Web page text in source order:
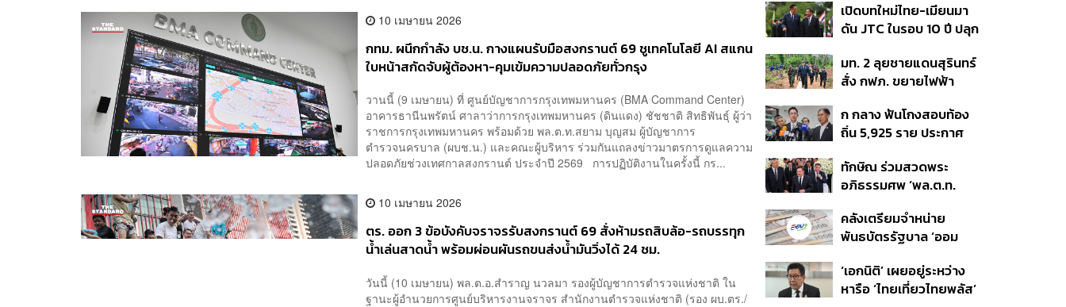
10 เมษายน 2026
กทม. ผนึกกำลัง บช.น. กางแผนรับมือสงกรานต์ 69 ชูเทคโนโลยี AI สแกน
ใบหน้าสกัดจับผู้ต้องหา-คุมเข้มความปลอดภัยทั่วกรุง
วานนี้ (9 เมษายน) ที่ ศูนย์บัญชาการกรุงเทพมหานคร (BMA Command Center)
อาคารธานีนพรัตน์ ศาลาว่าการกรุงเทพมหานคร (ดินแดง) ชัชชาติ สิทธิพันธุ์ ผู้ว่า
ราชการกรุงเทพมหานคร พร้อมด้วย พล.ต.ท.สยาม บุญสม ผู้บัญชาการ
ตำรวจนครบาล (ผบช.น.) และคณะผู้บริหาร ร่วมกันแถลงข่าวมาตรการดูแลความ
ปลอดภัยช่วงเทศกาลสงกรานต์ ประจำปี 2569 การปฏิบัติงานในครั้งนี้ กร...
10 เมษายน 2026
ตร. ออก 3 ข้อบังคับจราจรรับสงกรานต์ 69 สั่งห้ามรถสิบล้อ-รถบรรทุก
น้ำเล่นสาดน้ำ พร้อมผ่อนผันรถขนส่งน้ำมันวิ่งได้ 24 ชม.
วันนี้ (10 เมษายน) พล.ต.อ.สำราญ นวลมา รองผู้บัญชาการตำรวจแห่งชาติ ใน
ฐานะผู้อำนวยการศูนย์บริหารงานจราจร สำนักงานตำรวจแห่งชาติ (รอง ผบ.ตร./
ต่อดอลลาร์
อนุทิน จ่อสอบต่อเอี่ยว
ตัดตอน ม.บูรพา หรือไม่
เปิดบทใหม่ไทย-เมียนมา
ดัน JTC ในรอบ 10 ปี ปลุก
ชายแดน ท่าเรือน้ำลึก
ทวาย
มท. 2 ลุยชายแดนสุรินทร์
สั่ง กฟภ. ขยายไฟฟ้า
350’ เสริมความมั่นคง
ชายแดน
ก กลาง ฟันโกงสอบท้อง
ถิ่น 5,925 ราย ประกาศ
ราย รอ ป.ป.ช. ขีดเส้นแล้ว
เสร็จ 31 ส.ค.
ทักษิณ ร่วมสวดพระ
อภิธรรมศพ ‘พล.ต.ท.
สิน’ สิริอายุ 103 ปี แกนนำ
เพื่อไทย-บุคคลหลาก
คลังเตรียมจำหน่าย
พันธบัตรรัฐบาล ‘ออม
ก.ย.นี้ อาจเพิ่มสัดส่วนการ
ขายแบบ Small Lot First
‘เอกนิติ’ เผยอยู่ระหว่าง
หารือ ‘ไทยเที่ยวไทยพลัส’